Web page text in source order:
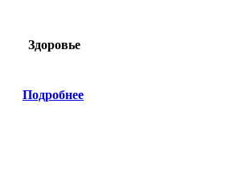
Здоровье
Подробнее